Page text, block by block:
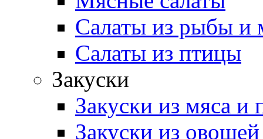
Салаты из рыбы и
Салаты из птицы
Закуски
Закуски из мяса и
Закуски из